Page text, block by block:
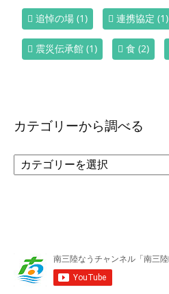
追悼の場 (1) 連携協定 (1)
震災伝承館 (1) 食 (2)
カテゴリーから調べる
カ
テ
ら
調